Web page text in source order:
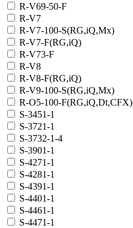
R-V69-50-F
R-V7
R-V7-100-S(RG,iQ,Mx)
R-V7-F(RG,iQ)
R-V73-F
R-V8
R-V8-F(RG,iQ)
R-V9-100-S(RG,iQ,Mx)
R-О5-100-F(RG,iQ,Dt,CFX)
S-3451-1
S-3721-1
S-3732-1-4
S-3901-1
S-4271-1
S-4281-1
S-4391-1
S-4401-1
S-4461-1
S-4471-1